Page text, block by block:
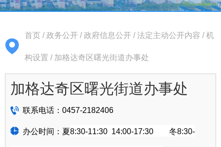
首页 /政务公开 /政府信息公开 /法定主动公开内容 /机
构设置 / 加格达奇区曙光街道办事处
加格达奇区曙光街道办事处
联系电话： 0457-2182406
办公时间：夏8:30-11:30 14:00-17:30 冬8:30-